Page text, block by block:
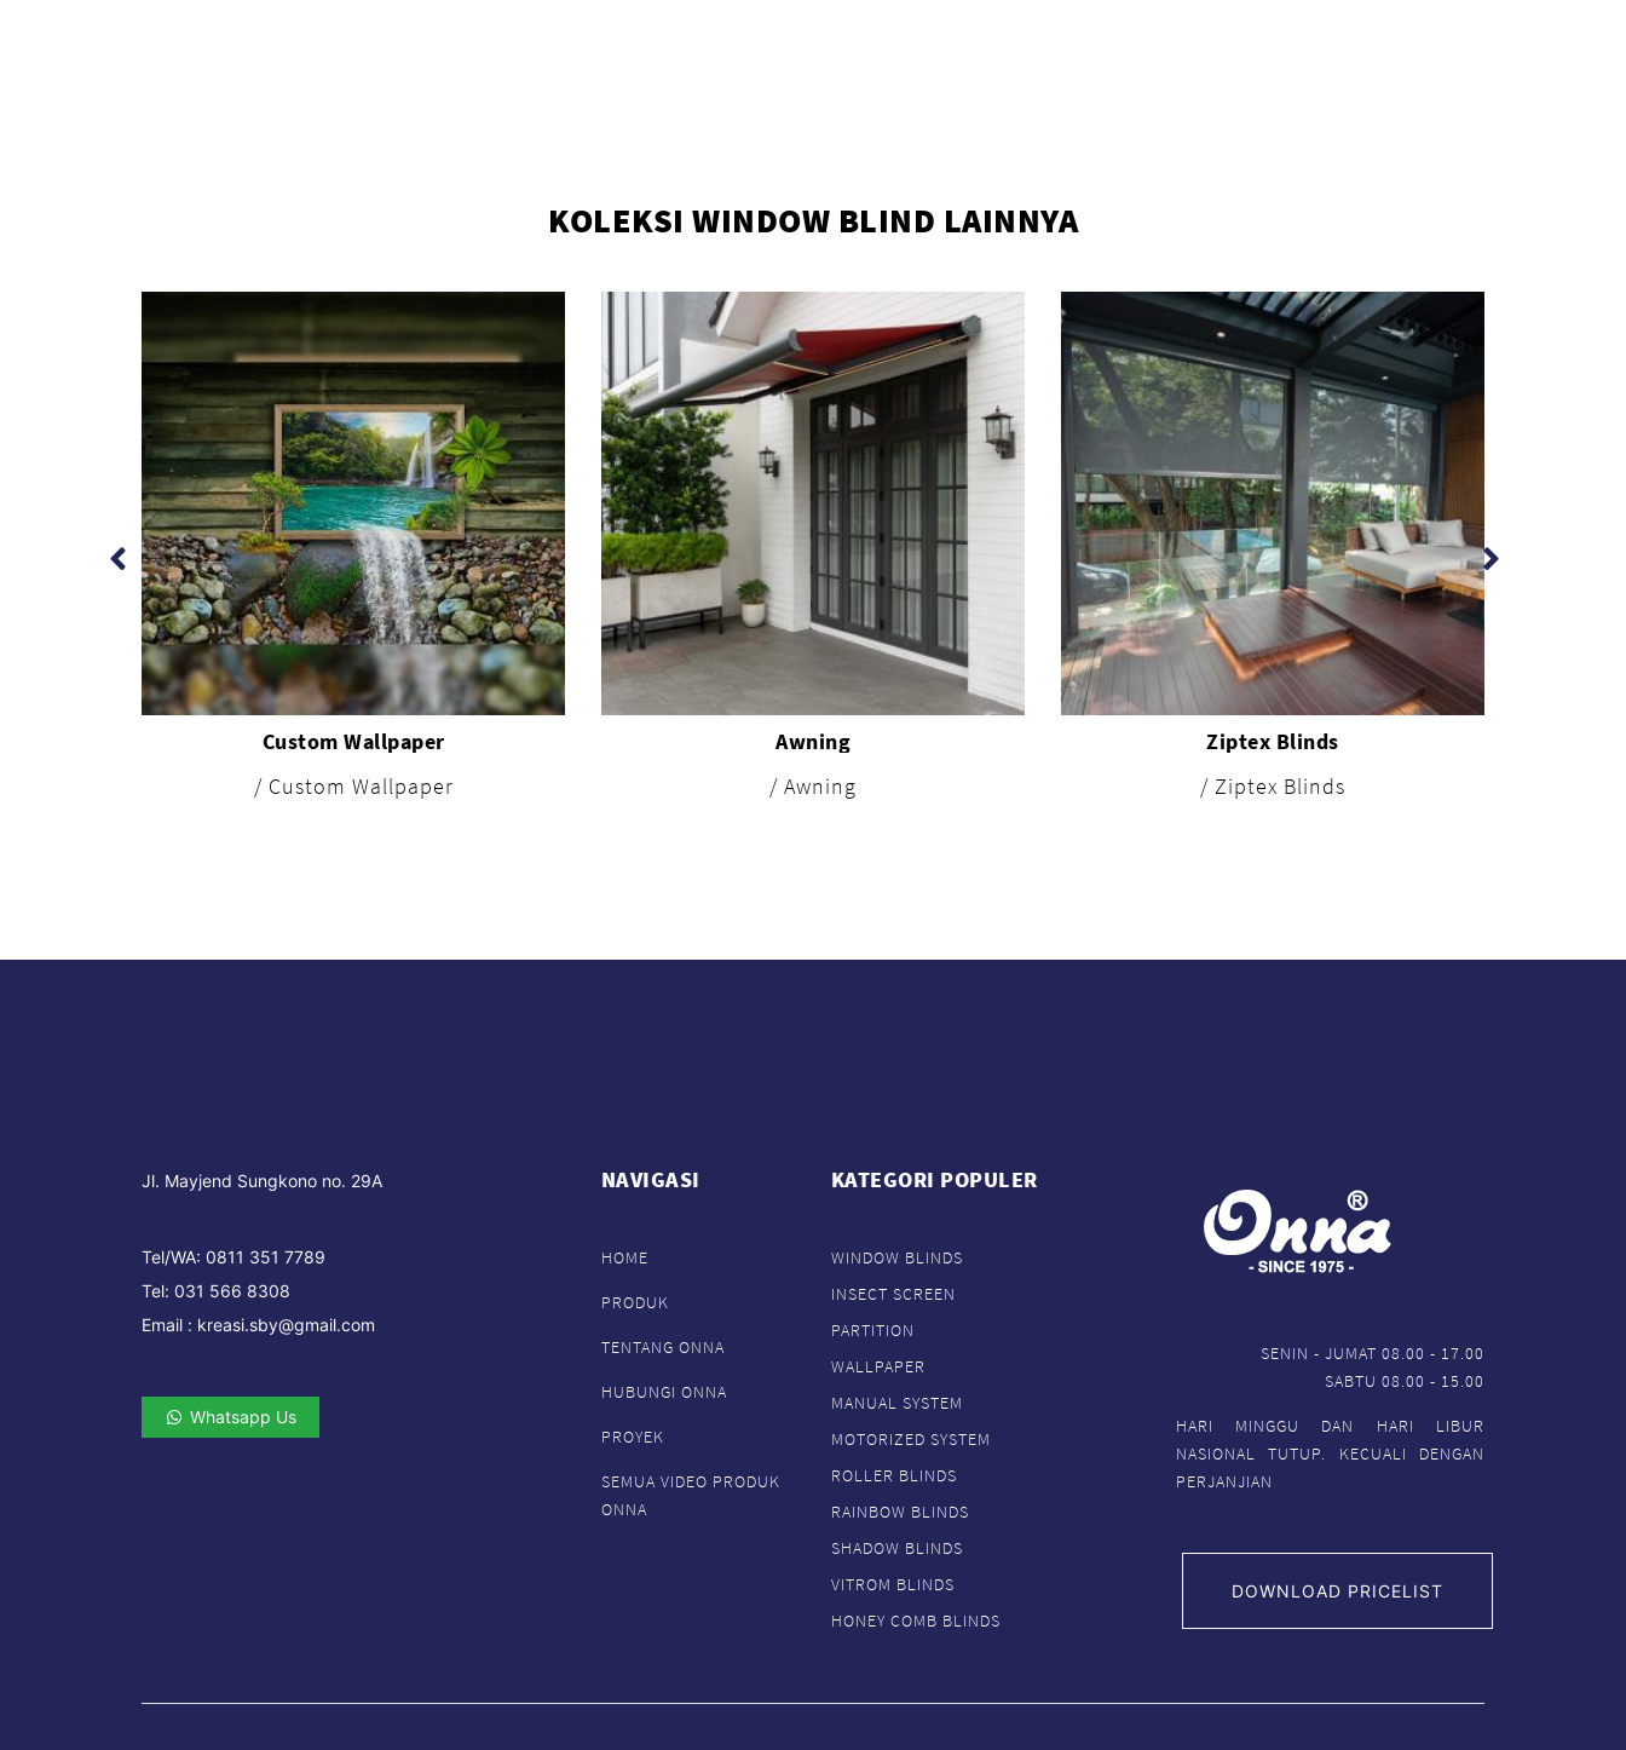
KOLEKSI WINDOW BLIND LAINNYA
Custom Wallpaper
/ Custom Wallpaper
Awning
/ Awning
Ziptex Blinds
/ Ziptex Blinds
Jl. Mayjend Sungkono no. 29A
Tel/WA: 0811 351 7789
Tel: 031 566 8308
Email : kreasi.sby@gmail.com
Whatsapp Us
NAVIGASI
HOME
PRODUK
TENTANG ONNA
HUBUNGI ONNA
PROYEK
SEMUA VIDEO PRODUK
ONNA
KATEGORI POPULER
WINDOW BLINDS
INSECT SCREEN
PARTITION
WALLPAPER
MANUAL SYSTEM
MOTORIZED SYSTEM
ROLLER BLINDS
RAINBOW BLINDS
SHADOW BLINDS
VITROM BLINDS
HONEY COMB BLINDS
SENIN - JUMAT 08.00 - 17.00
SABTU 08.00 - 15.00
HARI MINGGU DAN HARI LIBUR
NASIONAL TUTUP. KECUALI DENGAN
PERJANJIAN
DOWNLOAD PRICELIST